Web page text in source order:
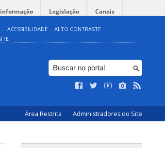
informação Legislação Canais
ACESSIBILIDADE
ALTO CONTRASTE
Área Restrita Administradores do Site